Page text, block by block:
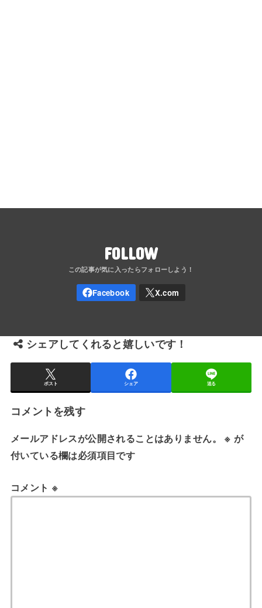
FOLLOW
シェアしてくれると嬉しいです！
ポスト シェア 送る
コメントを残す
メールアドレスが公開されることはありません。 ※ が
付いている欄は必須項目です
コメント ※